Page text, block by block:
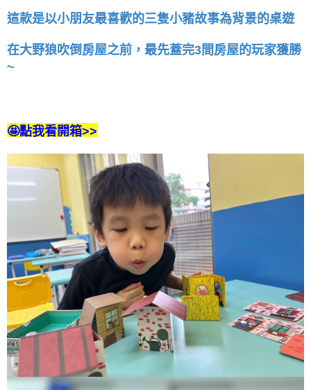
這款是以小朋友最喜歡的三隻小豬故事為背景的桌遊
在大野狼吹倒房屋之前，最先蓋完3間房屋的玩家獲勝
~
🤩點我看開箱>>